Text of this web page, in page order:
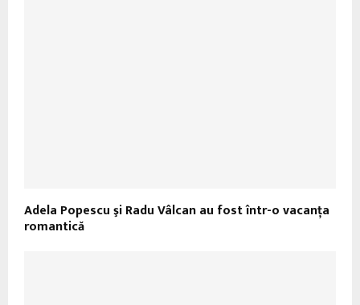
Adela Popescu şi Radu Vâlcan au fost într-o vacanţa
romantică